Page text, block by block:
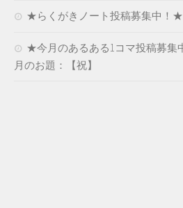
★らくがきノート投稿募集中！★
★今月のあるある1コマ投稿募集
月のお題：【祝】